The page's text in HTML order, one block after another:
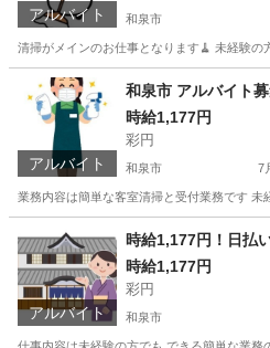
アルバイト 和泉市
清掃がメインのお仕事となります🧹 未経験
大阪 和泉市 その他 パート
アルバイト
和泉市 アルバイト募
時給1,177円
彩円
和泉市 7
業務内容は簡単な客室清掃と受付業務です 未
旅館 時給
アルバイト
時給1,177円！日払
時給1,177円
彩円
和泉市